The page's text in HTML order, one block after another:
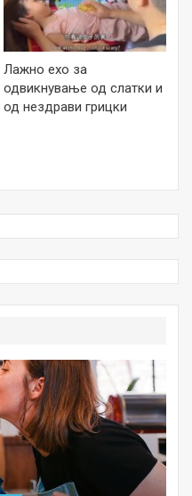
Лажно ехо за
одвикнување од слатки и
од нездрави грицки